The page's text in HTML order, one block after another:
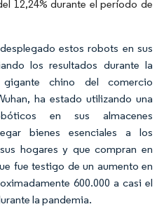
12,24% durante el período de
estos robots en sus
los resultados durante la
chino del comercio
ha estado utilizando una
en sus almacenes
bienes esenciales a los
hogares y que compran en
fue testigo de un aumento en
600.000 a casi el
la pandemia.